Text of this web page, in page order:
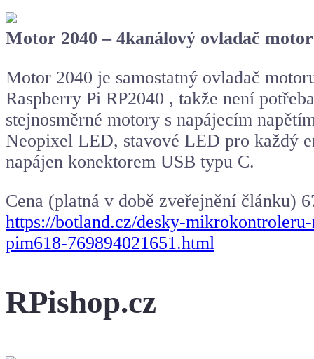
Motor 2040 – 4kanálový ovladač
Motor 2040 je samostatný ovladač
Raspberry Pi RP2040 , takže není
stejnosměrné motory s napájecím
Neopixel LED, stavové LED pro každý
napájen konektorem USB typu C.
Cena (platná v době zveřejnění článku)
https://botland.cz/desky-
pim618-769894021651.html
RPishop.cz